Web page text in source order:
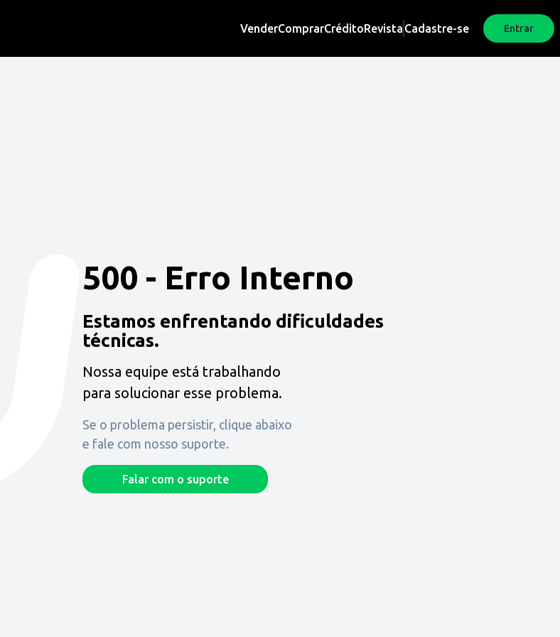
VenderComprarCréditoRevista Cadastre-se Entrar
500 - Erro Interno
Estamos enfrentando dificuldades
técnicas.
Nossa equipe está trabalhando
para solucionar esse problema.
Se o problema persistir, clique abaixo
e fale com nosso suporte.
Falar com o suporte